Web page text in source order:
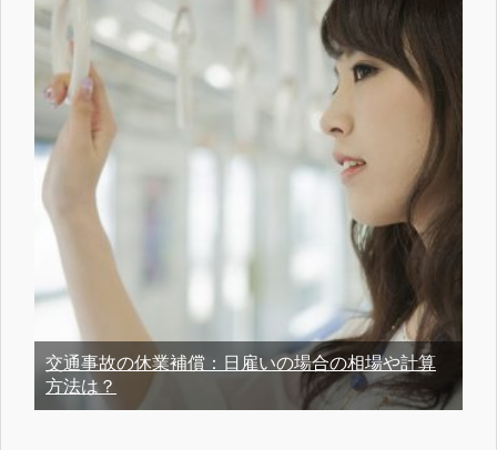
交通事故の休業補償：日雇いの場合の相場や計算
方法は？